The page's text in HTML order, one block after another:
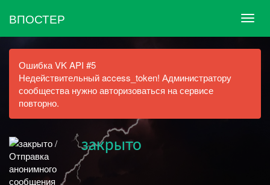
ВПОСТЕР
Ошибка VK API #5
Недействительный access_token! Администратору
сообщества нужно авторизоваться на сервисе
повторно.
закрыто